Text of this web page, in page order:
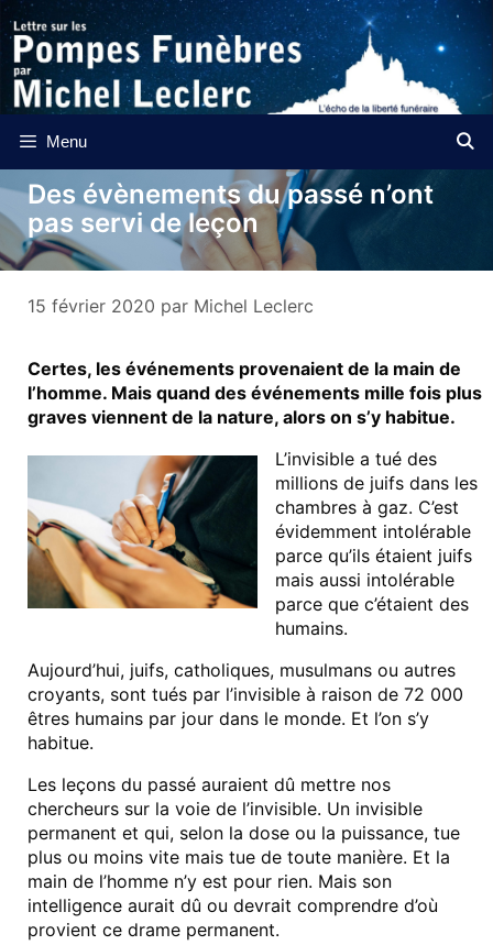
Aller
au
contenu
Menu
Des évènements du passé n’ont
pas servi de leçon
15 février 2020 par Michel Leclerc
Certes, les événements provenaient de la main de
l’homme. Mais quand des événements mille fois plus
graves viennent de la nature, alors on s’y habitue.
L’invisible a tué des
millions de juifs dans les
chambres à gaz. C’est
évidemment intolérable
parce qu’ils étaient juifs
mais aussi intolérable
parce que c’étaient des
humains.
Aujourd’hui, juifs, catholiques, musulmans ou autres
croyants, sont tués par l’invisible à raison de 72 000
êtres humains par jour dans le monde. Et l’on s’y
habitue.
Les leçons du passé auraient dû mettre nos
chercheurs sur la voie de l’invisible. Un invisible
permanent et qui, selon la dose ou la puissance, tue
plus ou moins vite mais tue de toute manière. Et la
main de l’homme n’y est pour rien. Mais son
intelligence aurait dû ou devrait comprendre d’où
provient ce drame permanent.